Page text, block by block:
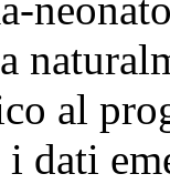
al
dati